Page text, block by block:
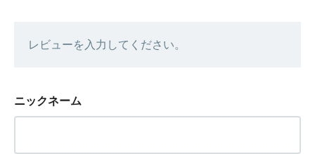
レビューを入力してください。
ニックネーム